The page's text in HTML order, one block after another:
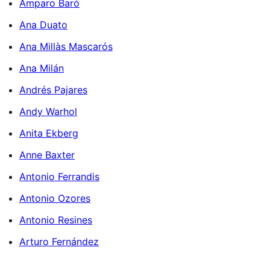
Amparo Baró
Ana Duato
Ana Millàs Mascarós
Ana Milán
Andrés Pajares
Andy Warhol
Anita Ekberg
Anne Baxter
Antonio Ferrandis
Antonio Ozores
Antonio Resines
Arturo Fernández